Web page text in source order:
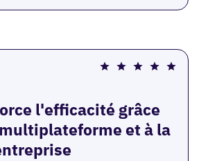
l'efficacité grâce
et à la